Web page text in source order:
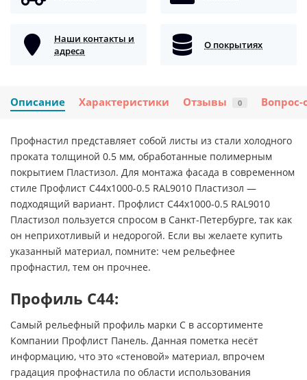
Наши контакты и
адреса
О покрытиях
Описание Характеристики Отзывы 0 Вопрос-
Профнастил представляет собой листы из стали холодного
проката толщиной 0.5 мм, обработанные полимерным
покрытием Пластизол. Для монтажа фасада в современном
стиле Профлист С44х1000-0.5 RAL9010 Пластизол —
подходящий вариант. Профлист С44х1000-0.5 RAL9010
Пластизол пользуется спросом в Санкт-Петербурге, так как
он неприхотливый и недорогой. Если вы желаете купить
указанный материал, помните: чем рельефнее
профнастил, тем он прочнее.
Профиль С44:
Самый рельефный профиль марки С в ассортименте
Компании Профлист Панель. Данная пометка несёт
информацию, что это «стеновой» материал, впрочем
градация профнастила по области использования